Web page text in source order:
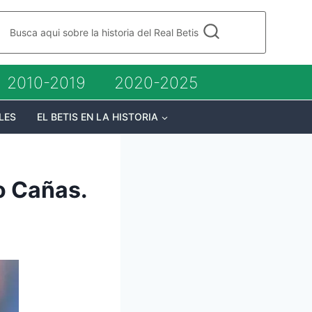
Busca aqui sobre la historia del Real Betis
2010-2019 2020-2025
EL BETIS EN LA HISTORIA
Cañas.